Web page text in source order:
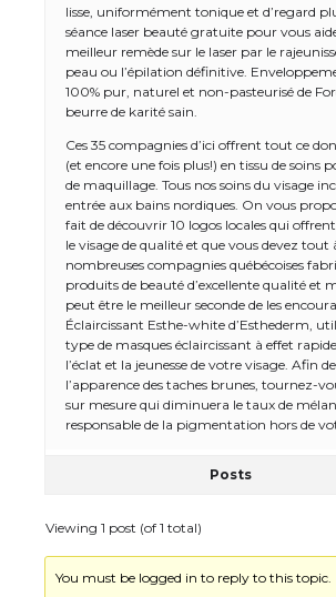
lisse, uniformément tonique et d’regard
séance laser beauté gratuite pour vous
meilleur remède sur le laser par le
peau ou l’épilation définitive.
100% pur, naturel et non-pasteurisé de
beurre de karité sain.
Ces 35 compagnies d’ici offrent tout ce
(et encore une fois plus!) en tissu de soins
de maquillage. Tous nos soins du visage
entrée aux bains nordiques. On vous
fait de découvrir 10 logos locales qui
le visage de qualité et que vous devez tout
nombreuses compagnies québécoises
produits de beauté d’excellente qualité et
peut être le meilleur seconde de les
Éclaircissant Esthe-white d’Esthederm,
type de masques éclaircissant à effet
l’éclat et la jeunesse de votre visage. Afin
l’apparence des taches brunes, tournez-
sur mesure qui diminuera le taux de
responsable de la pigmentation hors de
Posts
Viewing 1 post (of 1 total)
You must be logged in to reply to this topic.
The Ultimate Guide to
Types: Everything You
The Ultimate Guide to
Requirements for